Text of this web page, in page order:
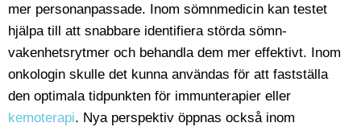
mer personanpassade. Inom sömnmedicin kan testet
hjälpa till att snabbare identifiera störda sömn-
vakenhetsrytmer och behandla dem mer effektivt. Inom
onkologin skulle det kunna användas för att fastställa
den optimala tidpunkten för immunterapier eller
kemoterapi. Nya perspektiv öppnas också inom